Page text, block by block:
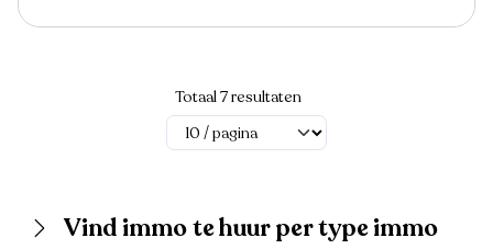
Totaal 7 resultaten
Vind immo te huur per type immo